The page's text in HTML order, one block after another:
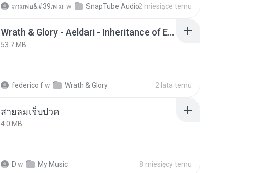
ถามพ่อ&#39;พ ม. w SnapTube Audio2 miesiące temu
Wrath & Glory - Aeldari - Inheritance of Embers.pdf
53.7 MB
federico fw Wrath & Glory 2 lata temu
สายลมเจ็บปวด
4.0 MB
D w My Music 8 miesięcy temu